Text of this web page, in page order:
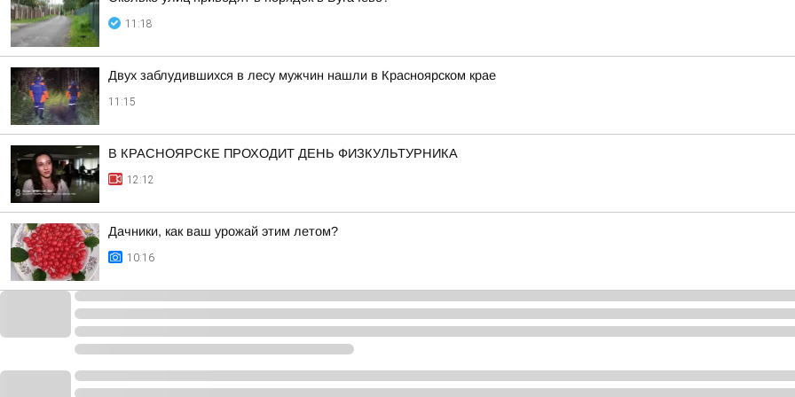
11:18
Двух заблудившихся в лесу мужчин нашли в Красноярском крае
11:15
В КРАСНОЯРСКЕ ПРОХОДИТ ДЕНЬ ФИЗКУЛЬТУРНИКА
12:12
Дачники, как ваш урожай этим летом?
10:16